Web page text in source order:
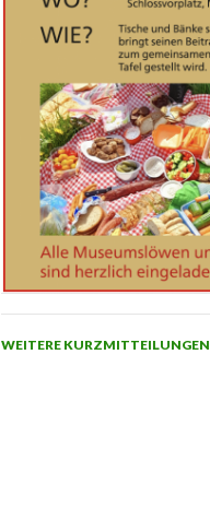
WEITERE KURZMITTEILUNGEN